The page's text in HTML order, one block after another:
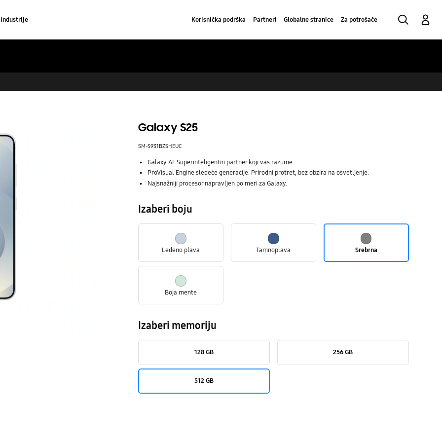
Industrije Korisnička podrška Partneri Globalne stranice Za potrošače
Galaxy S25
SM-S931BZSHEUC
Galaxy AI. Superinteligentni partner koji vas razume.
ProVisual Engine sledeće generacije. Prirodni protret, bez obzira na osvetljenje.
Najsnažniji procesor napravljen po meri za Galaxy.
Izaberi boju
Ledeno plava Tamnoplava Srebrna
Boja mente
Izaberi memoriju
128 GB 256 GB
512 GB